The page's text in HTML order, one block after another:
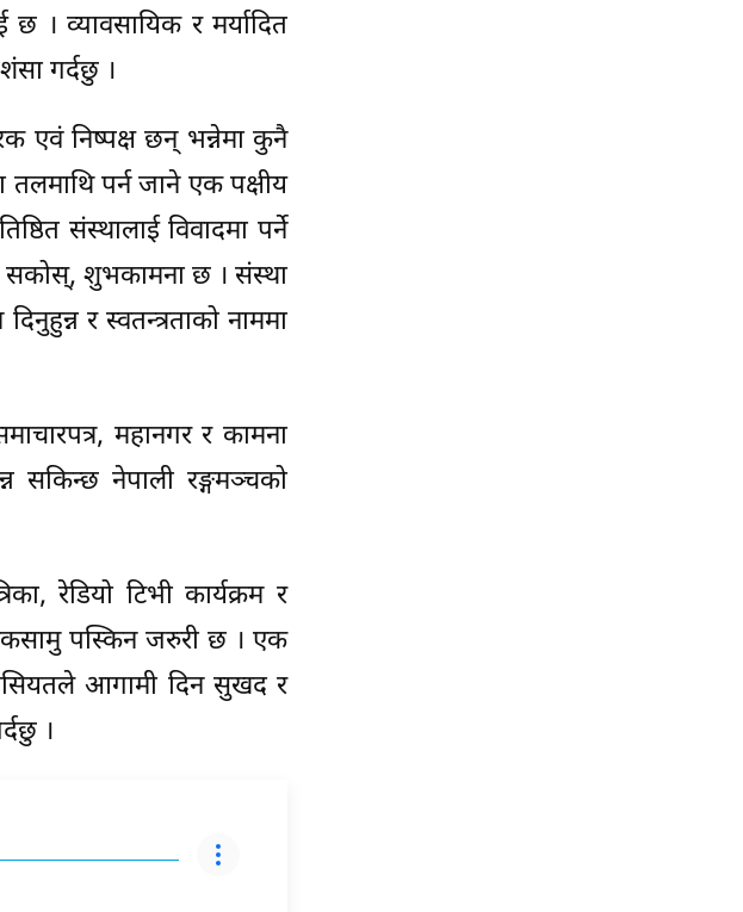
। व्यावसायिक र मर्यादित
गर्दछु ।
एवं निष्पक्ष छन् भन्नेमा कुनै
तलमाथि पर्न जाने एक पक्षीय
संस्थालाई विवादमा पर्ने
सकोस्, शुभकामना छ । संस्था
र स्वतन्त्रताको नाममा
महानगर र कामना
सकिन्छ नेपाली रङ्गमञ्चको
रेडियो टिभी कार्यक्रम र
पस्किन जरुरी छ । एक
हैसियतले आगामी दिन सुखद र
।